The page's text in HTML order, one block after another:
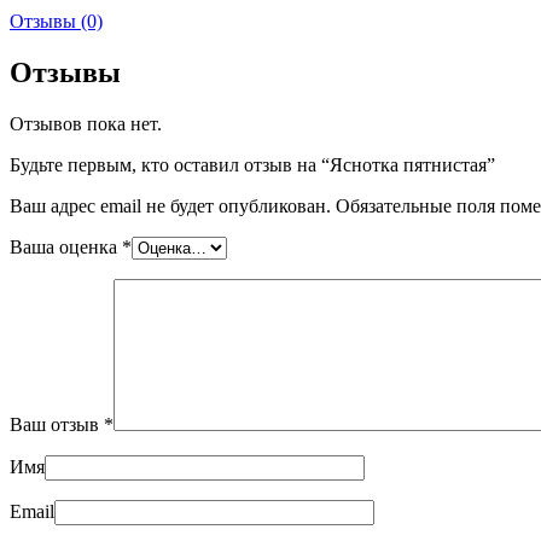
Отзывы (0)
Отзывы
Отзывов пока нет.
Будьте первым, кто оставил отзыв на “Яснотка пятнистая”
Ваш адрес email не будет опубликован. Обязательные поля
Ваша оценка *
Ваш отзыв *
Имя
Email